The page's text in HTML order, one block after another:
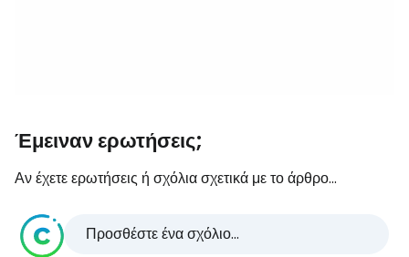
Έμειναν ερωτήσεις;
Αν έχετε ερωτήσεις ή σχόλια σχετικά με το άρθρο...
Προσθέστε ένα σχόλιο...